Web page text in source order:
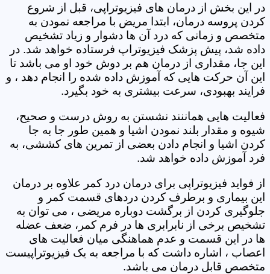
در این بخش از درمان های فیزیوتراپی، قبل از شروع
کردن پروسه درمان، ابتدا مریض با مراجعه نمودن به
متخصص و زمانی که درد آن ها دشوار و زیاد تشخیص
داده شد، پیش پزشک فیزیوتراپ فرستاده خواهد شد. در
این جا، مقداری از درمان هم بر دوش خود او می باشد تا
این آن حرکت هایی که آموزش داده شده را انجام دهد ، و
فرایند بهبودی، سرعت بیشتری به خود بگیرد.
فعالیت هایی هماننند نشستن به روش درست و صحیح،
شیوه و مقدار بلند نمودن اشیا و همین طور جا به جا
کردن اشیا و انجام دادن بعضی از تمرین های کششی، به
فرد آموزش داده خواهد شد.
از فواید فیزیوتراپی برای درمان درد کمر علاوه بر درمان
این بیماری و برطرف کردن دردهای قسمت کمر و
جلوگیری کردن از برگشت دوباره مریضی ، می توان به
تشخیص برخی از نابرابری ها در فرم کمر، ضعف عضله
ها در این قسمت و عدم هماهنگی میان فعالیت های
اعصاب ، اشاره داشت که با مراجعه به یک فیزیوتراپیست
متخصص قابل درمان می باشد.